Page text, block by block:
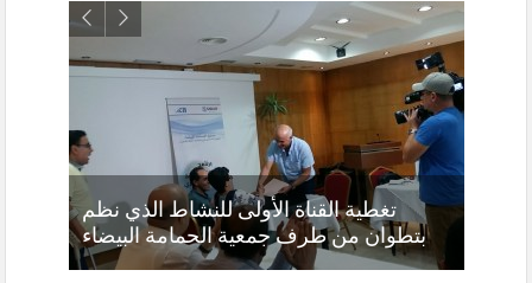
تغطية القناة الأولى للنشاط الذي نظم
بتطوان من طرف جمعية الحمامة البيضاء